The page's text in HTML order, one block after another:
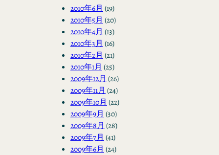
2010年6月 (19)
2010年5月 (20)
2010年4月 (13)
2010年3月 (16)
2010年2月 (21)
2010年1月 (25)
2009年12月 (26)
2009年11月 (24)
2009年10月 (22)
2009年9月 (30)
2009年8月 (28)
2009年7月 (41)
2009年6月 (24)